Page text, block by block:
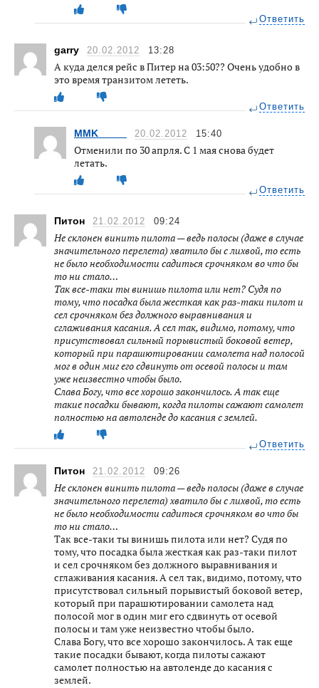
Ответить
garry 20.02.2012 13:28
А куда делся рейс в Питер на 03:50?? Очень удобно в
это время транзитом лететь.
Ответить
MMK_____ 20.02.2012 15:40
Отменили по 30 апрля. С 1 мая снова будет
летать.
Ответить
Питон 21.02.2012 09:24
Не склонен винить пилота — ведь полосы (даже в случае
значительного перелета) хватило бы с лихвой, то есть
не было необходимости садиться срочняком во что бы
то ни стало…
Так все-таки ты винишь пилота или нет? Судя по
тому, что посадка была жесткая как раз-таки пилот и
сел срочняком без должного выравнивания и
сглаживания касания. А сел так, видимо, потому, что
присутствовал сильный порывистый боковой ветер,
который при парашютировании самолета над полосой
мог в один миг его сдвинуть от осевой полосы и там
уже неизвестно чтобы было.
Слава Богу, что все хорошо закончилось. А так еще
такие посадки бывают, когда пилоты сажают самолет
полностью на автоленде до касания с землей.
Ответить
Питон 21.02.2012 09:26
Не склонен винить пилота — ведь полосы (даже в случае
значительного перелета) хватило бы с лихвой, то есть
не было необходимости садиться срочняком во что бы
то ни стало…
Так все-таки ты винишь пилота или нет? Судя по
тому, что посадка была жесткая как раз-таки пилот
и сел срочняком без должного выравнивания и
сглаживания касания. А сел так, видимо, потому, что
присутствовал сильный порывистый боковой ветер,
который при парашютировании самолета над
полосой мог в один миг его сдвинуть от осевой
полосы и там уже неизвестно чтобы было.
Слава Богу, что все хорошо закончилось. А так еще
такие посадки бывают, когда пилоты сажают
самолет полностью на автоленде до касания с
землей.